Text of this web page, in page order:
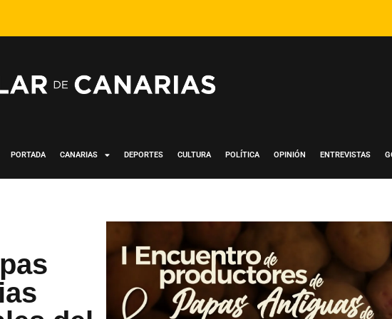
PORTADA CANARIAS DEPORTES CULTURA POLÍTICA OPINIÓN ENTREVISTAS